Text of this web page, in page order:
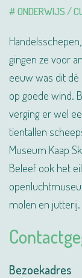
# ONDERWIJS /
gingen ze voor
eeuw was dit
op goede wind.
verging er wel
tientallen
Museum Kaap
Beleef ook het
molen en jutterij.
Bezoekadres